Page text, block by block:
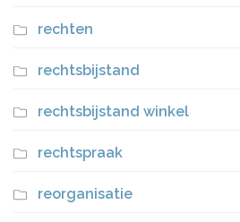
rechten
rechtsbijstand
rechtsbijstand winkel
rechtspraak
reorganisatie